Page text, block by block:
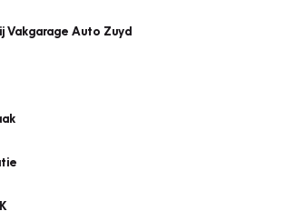
Vakgarage Auto Zuyd